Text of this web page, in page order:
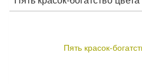
Пять красок-